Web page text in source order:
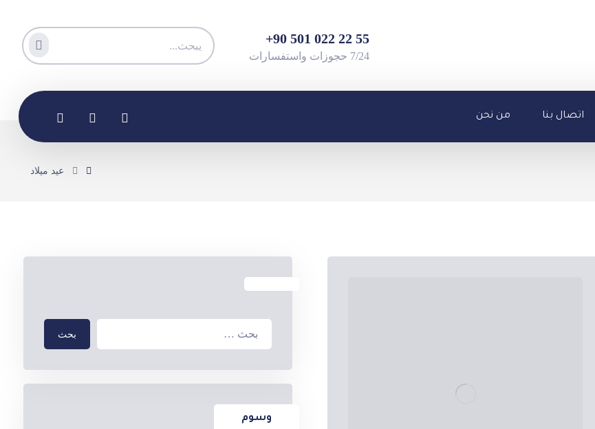
55 22 022 501 90+
7/24 حجوزات واستفسارات
اتصال بنا من نحن
عيد ميلاد
بحث
وسوم